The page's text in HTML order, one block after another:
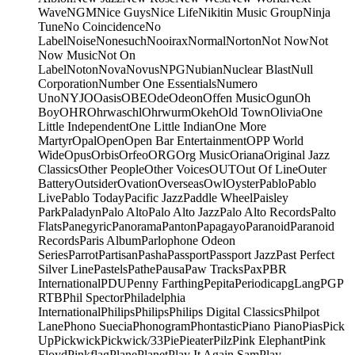
WaveNGMNice GuysNice LifeNikitin Music GroupNinja
TuneNo CoincidenceNo
LabelNoiseNonesuchNooiraxNormalNortonNot NowNot
Now MusicNot On
LabelNotonNovaNovusNPGNubianNuclear BlastNull
CorporationNumber One EssentialsNumero
UnoNYJOOasisOBEOdeOdeonOffen MusicOgunOh
BoyOHROhrwaschlOhrwurmOkehOld TownOliviaOne
Little IndependentOne Little IndianOne More
MartyrOpalOpenOpen Bar EntertainmentOPP World
WideOpusOrbisOrfeoORGOrg MusicOrianaOriginal Jazz
ClassicsOther PeopleOther VoicesOUTOut Of LineOuter
BatteryOutsiderOvationOverseasOwlOysterPabloPablo
LivePablo TodayPacific JazzPaddle WheelPaisley
ParkPaladynPalo AltoPalo Alto JazzPalo Alto RecordsPalto
FlatsPanegyricPanoramaPantonPapagayoParanoidParanoid
RecordsParis AlbumParlophone Odeon
SeriesParrotPartisanPashaPassportPassport JazzPast Perfect
Silver LinePastelsPathePausaPaw TracksPaxPBR
InternationalPDUPenny FarthingPepitaPeriodicapgLangPGP
RTBPhil SpectorPhiladelphia
InternationalPhilipsPhilipsPhilips Digital ClassicsPhilpot
LanePhono SueciaPhonogramPhontasticPiano PianoPiasPick
UpPickwickPickwick/33PiePieaterPilzPink ElephantPink